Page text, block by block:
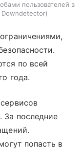
пользователей в
Downdetector
по всей
года.
За последние
попасть в